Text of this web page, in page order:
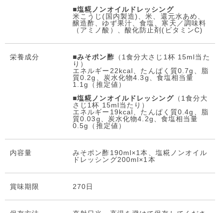
■塩糀ノンオイルドレッシング
米こうじ(国内製造)、米、還元水あめ、
醸造酢、ゆず果汁、食塩、寒天／調味料
（アミノ酸）、酸化防止剤(ビタミンC)
栄養成分 ■みそポン酢 （1食分大さじ1杯 15ml当た
り）
エネルギー22kcal、たんぱく質0.7g、脂
質0.2g、炭水化物4.3g、食塩相当量
1.1g（推定値）
■塩糀ノンオイルドレッシング（1食分大
さじ1杯 15ml当たり）
エネルギー19kcal、たんぱく質0.4g、脂
質0.03g、炭水化物4.2g、食塩相当量
0.5g（推定値）
内容量
みそポン酢190ml×1本、塩糀ノンオイル
ドレッシング200ml×1本
賞味期限 270日